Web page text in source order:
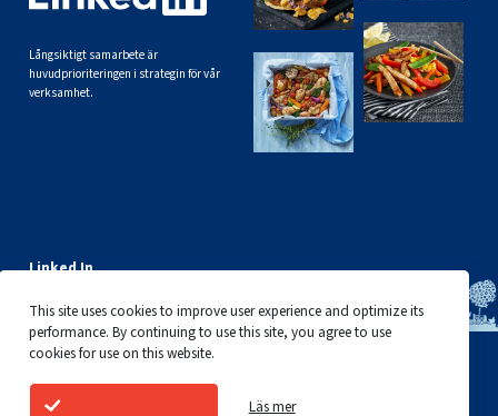
Långsiktigt samarbete är
huvudprioriteringen i strategin för vår
verksamhet.
Linked In
This site uses cookies to improve user experience and optimize its
performance. By continuing to use this site, you agree to use
cookies for use on this website.
Läs mer